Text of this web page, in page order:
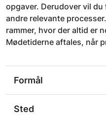
opgaver. Derudover vil
andre relevante
rammer, hvor der altid er
Mødetiderne aftales, når
Formål
Sted